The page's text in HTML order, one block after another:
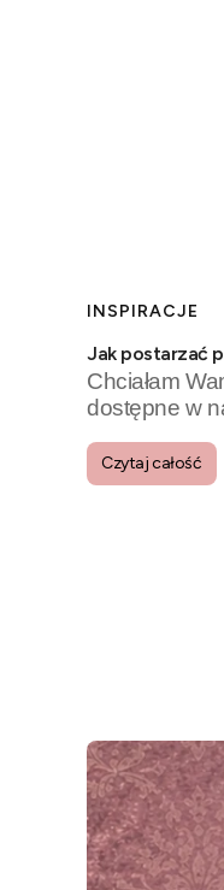
INSPIRACJE
Jak postarzać
Chciałam
dostępne w
Czytaj całość